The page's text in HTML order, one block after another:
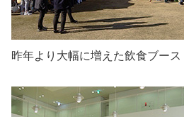
昨年より大幅に増えた飲食ブース